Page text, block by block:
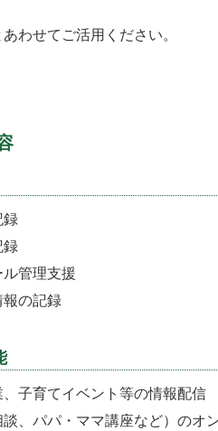
わせてご活用ください。
録
録
ル管理支援
情報の記録
、子育てイベント等の情報配信
談、パパ・ママ講座など）のオ